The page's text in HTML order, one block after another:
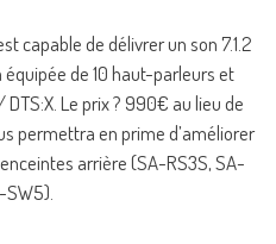
capable de délivrer un son 7.1.2
de 10 haut-parleurs et
Le prix ? 990€ au lieu de
permettra en prime d’améliorer
arrière (SA-RS3S, SA-
SW5).